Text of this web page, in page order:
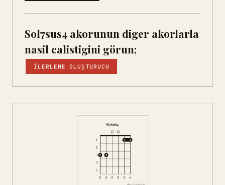
Sol7sus4 akorunun diger akorlarla
nasil calistigini görun;
İLERLEME OLUŞTURUCU